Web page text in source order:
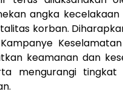
angka
korban.
keamanan dan
mengurangi